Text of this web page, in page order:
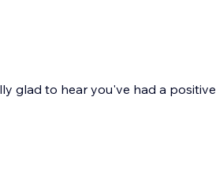
glad to hear you've had a positive